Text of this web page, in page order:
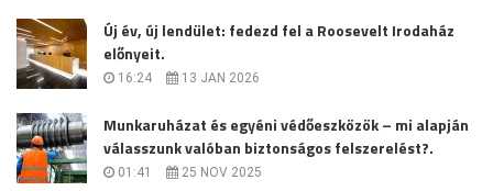
Új év, új lendület: fedezd fel a Roosevelt Irodaház
előnyeit.
16:24 13 JAN 2026
Munkaruházat és egyéni védőeszközök – mi alapján
válasszunk valóban biztonságos felszerelést?.
01:41 25 NOV 2025